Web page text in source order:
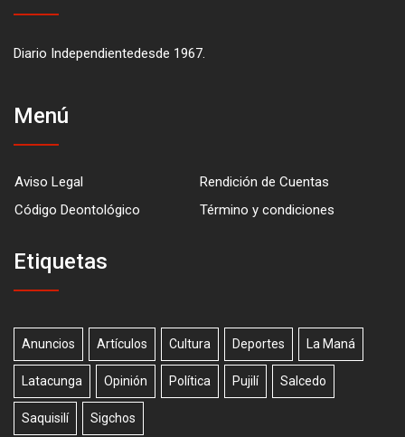
Diario Independientedesde 1967.
Menú
Aviso Legal
Rendición de Cuentas
Código Deontológico
Término y condiciones
Etiquetas
Anuncios Artículos Cultura Deportes La Maná
Latacunga Opinión Política Pujilí Salcedo
Saquisilí Sigchos